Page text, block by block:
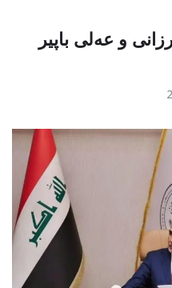
و عەلی باپیر